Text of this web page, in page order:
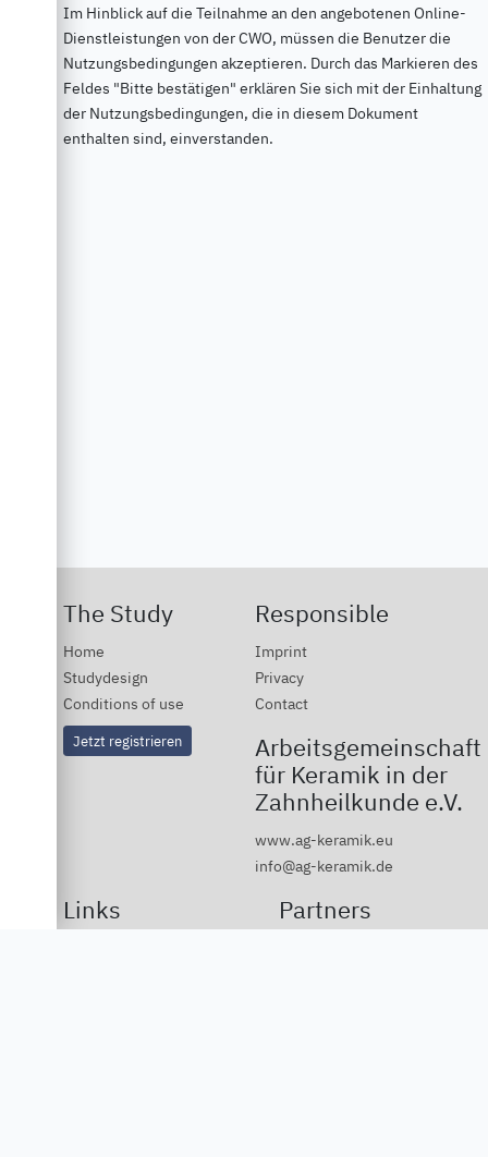
Im Hinblick auf die Teilnahme an den angebotenen Online-
Dienstleistungen von der CWO, müssen die Benutzer die
Nutzungsbedingungen akzeptieren. Durch das Markieren des
Feldes "Bitte bestätigen" erklären Sie sich mit der Einhaltung
der Nutzungsbedingungen, die in diesem Dokument
enthalten sind, einverstanden.
The Study
Home
Studydesign
Conditions of use
Jetzt registrieren
Responsible
Imprint
Privacy
Contact
Arbeitsgemeinschaft
für Keramik in der
Zahnheilkunde e.V.
www.ag-keramik.eu
info@ag-keramik.de
Links Partners